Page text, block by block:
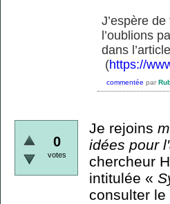
J’espère
l’oublions
dans
(https://
commentée par
0
votes
Je rejoins
idées pour
chercheur
intitulée «
consulter